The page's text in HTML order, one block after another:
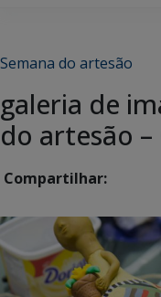
Semana do artesão
galeria de
do artesão
Compartilhar: